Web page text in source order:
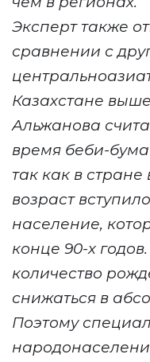
Эксперт также
сравнении с
Казахстане
Альжанова
время беби-бума
так как в
возраст
население,
конце 90-х
количество
снижаться в
Поэтому